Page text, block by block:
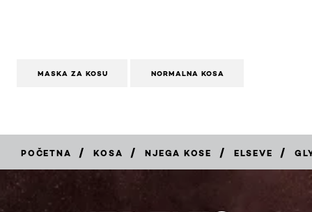
MASKA ZA KOSU NORMALNA KOSA
POČETNA / KOSA / NJEGA KOSE / ELSEVE /
KUPI